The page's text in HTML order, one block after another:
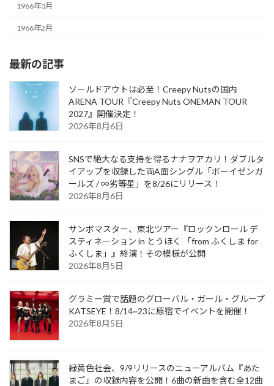
1966年3月
1966年2月
最新の記事
ソールドアウトは必至！Creepy Nutsの国内
ARENA TOUR『Creepy Nuts ONEMAN TOUR
2027』開催決定！
2026年8月6日
SNSで絶大なる支持を得るナナヲアカリ！ダブルタ
イアップを収録した両A面シングル「ボーイゼンガ
ールズ / ∞劣等星」を8/26にリリース！
2026年8月6日
サンボマスター、東北ツアー『ロックンロール デ
スティネーション in とうほく 「from ふくしま for
ふくしま」』終演！その模様が公開
2026年8月5日
グラミー賞で話題のグローバル・ガール・グループ
KATSEYE！8/14~23に原宿でイベントを開催！
2026年8月5日
緑黄色社会、9/9リリースのニューアルバム『あた
まご』の収録内容を公開！6曲の新曲を含む全12曲